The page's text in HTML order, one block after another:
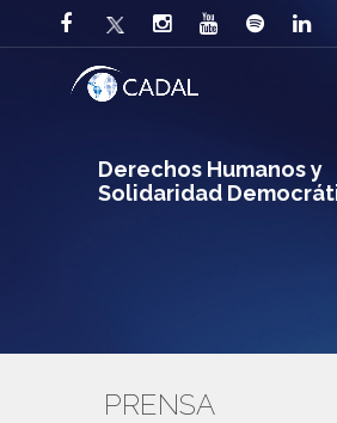
Derechos Humanos y
Solidaridad
PRENSA